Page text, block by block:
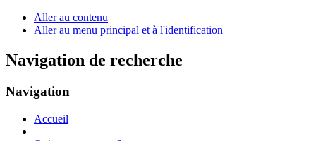
Aller au contenu
Aller au menu principal et à l'identification
Navigation de recherche
Navigation
Accueil